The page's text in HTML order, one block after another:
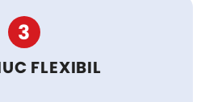
3
FLEXIBIL